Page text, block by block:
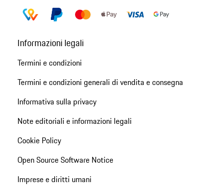
Informazioni legali
Termini e condizioni
Termini e condizioni generali di vendita e consegna
Informativa sulla privacy
Note editoriali e informazioni legali
Cookie Policy
Open Source Software Notice
Imprese e diritti umani